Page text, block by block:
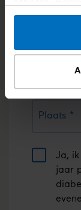
Plaats
Ja,
jaar